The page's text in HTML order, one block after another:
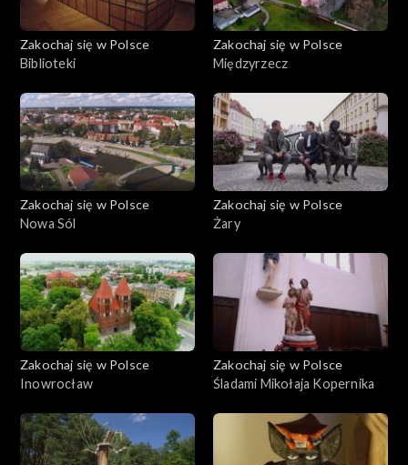
Zakochaj się w Polsce
Biblioteki
Zakochaj się w Polsce
Międzyrzecz
Zakochaj się w Polsce
Nowa Sól
Zakochaj się w Polsce
Żary
Zakochaj się w Polsce
Inowrocław
Zakochaj się w Polsce
Śladami Mikołaja Kopernika